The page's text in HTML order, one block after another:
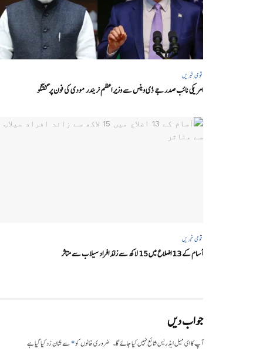
قومی خبریں
امریکی نائب صدر جے ڈی وینس سے وزیر اعظم نریندر مودی کی فون پر گفتگو
قومی خبریں
آسام کے 13 اضلاع میں 15 لاکھ سے زائد افراد سیلاب سے متاثر
جواب دیں
آپ کا ای میل ایڈریس شائع نہیں کیا جائے گا۔ ضروری خانوں کو*سے نشان زد کیا گیا ہے